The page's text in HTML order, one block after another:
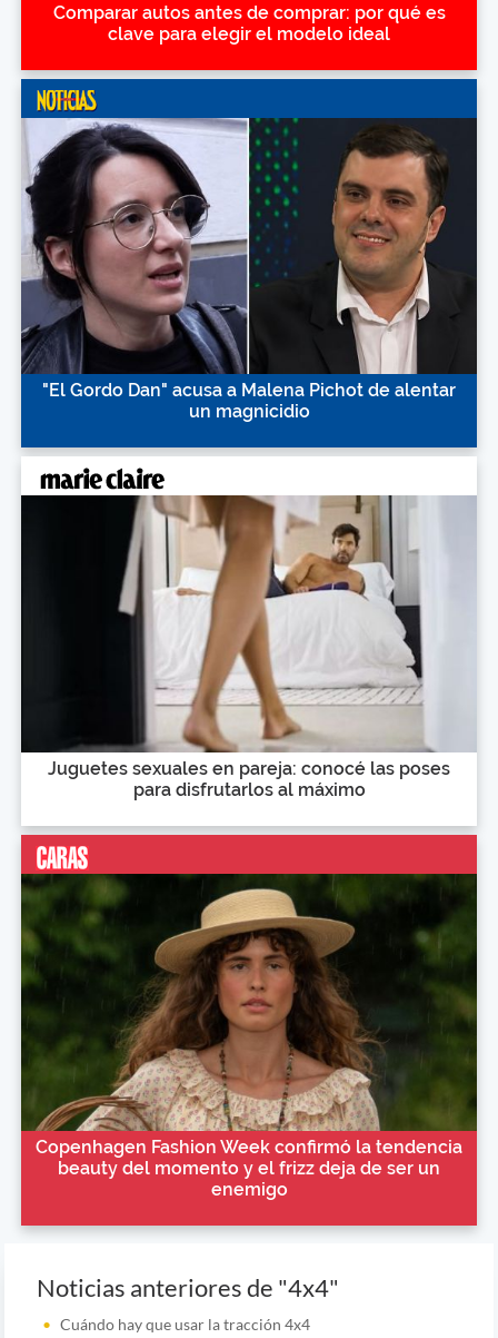
Comparar autos antes de comprar: por qué es
clave para elegir el modelo ideal
"El Gordo Dan" acusa a Malena Pichot de alentar
un magnicidio
Juguetes sexuales en pareja: conocé las poses
para disfrutarlos al máximo
Copenhagen Fashion Week confirmó la tendencia
beauty del momento y el frizz deja de ser un
enemigo
Noticias anteriores de "4x4"
Cuándo hay que usar la tracción 4x4